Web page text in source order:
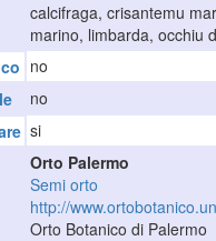
calcifraga, crisantemu
marino, limbarda, occhiu
no
no
si
Orto Palermo
Semi orto
http://
Orto Botanico di Palermo